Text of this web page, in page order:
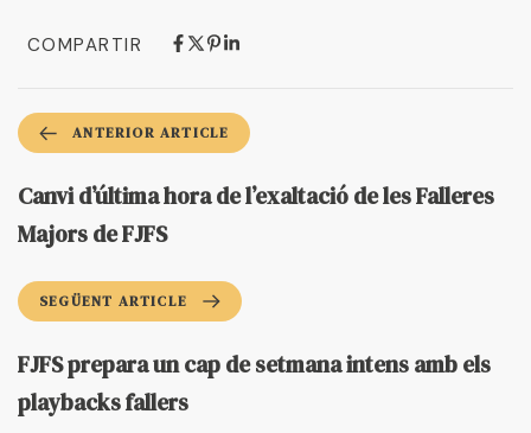
COMPARTIR
ANTERIOR ARTICLE
Canvi d’última hora de l’exaltació de les Falleres
Majors de FJFS
SEGÜENT ARTICLE
FJFS prepara un cap de setmana intens amb els
playbacks fallers